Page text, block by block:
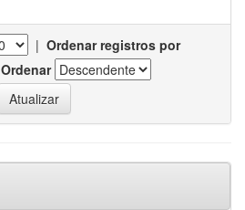
| Ordenar registros por
Ordenar